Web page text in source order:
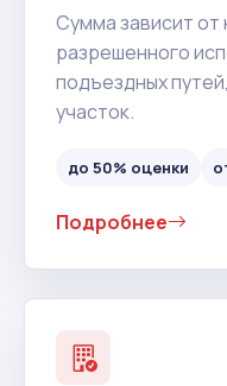
Сумма зависит от
разрешенного
подъездных
участок.
до 50% оценки
Подробнее